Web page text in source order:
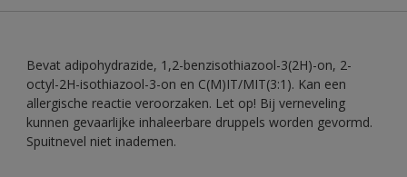
Bevat adipohydrazide, 1,2-benzisothiazool-3(2H)-on, 2-
octyl-2H-isothiazool-3-on en C(M)IT/MIT(3:1). Kan een
allergische reactie veroorzaken. Let op! Bij verneveling
kunnen gevaarlijke inhaleerbare druppels worden gevormd.
Spuitnevel niet inademen.